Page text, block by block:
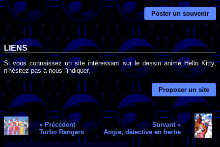
Poster un souvenir
LIENS
Si vous connaissez un site intéressant sur le dessin animé Hello Kitty,
n'hésitez pas à nous l'indiquer.
Proposer un site
« Précédent
Turbo Rangers
Suivant »
Angie, détective en herbe